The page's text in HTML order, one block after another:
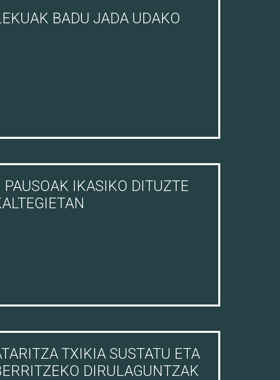
BADU JADA UDAKO
IKASIKO DITUZTE
TXIKIA SUSTATU ETA
DIRULAGUNTZAK